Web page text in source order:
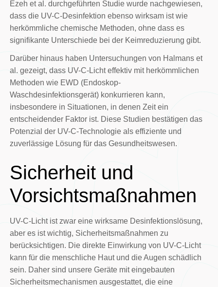
Ezeh et al. durchgeführten Studie wurde nachgewiesen,
dass die UV-C-Desinfektion ebenso wirksam ist wie
herkömmliche chemische Methoden, ohne dass es
signifikante Unterschiede bei der Keimreduzierung gibt.
Darüber hinaus haben Untersuchungen von Halmans et
al. gezeigt, dass UV-C-Licht effektiv mit herkömmlichen
Methoden wie EWD (Endoskop-
Waschdesinfektionsgerät) konkurrieren kann,
insbesondere in Situationen, in denen Zeit ein
entscheidender Faktor ist. Diese Studien bestätigen das
Potenzial der UV-C-Technologie als effiziente und
zuverlässige Lösung für das Gesundheitswesen.
Sicherheit und
Vorsichtsmaßnahmen
UV-C-Licht ist zwar eine wirksame Desinfektionslösung,
aber es ist wichtig, Sicherheitsmaßnahmen zu
berücksichtigen. Die direkte Einwirkung von UV-C-Licht
kann für die menschliche Haut und die Augen schädlich
sein. Daher sind unsere Geräte mit eingebauten
Sicherheitsmechanismen ausgestattet, die eine